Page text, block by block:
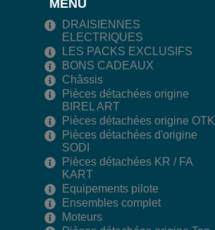
MENU
DRAISIENNES
ELECTRIQUES
LES PACKS EXCLUSIFS
BONS CADEAUX
Châssis
Pièces détachées origine
BIREL ART
Pièces détachées origine OTK
Pièces détachées d'origine
SODI
Pièces détachées KR / FA
KART
Equipements pilote
Ensembles complet
Moteurs